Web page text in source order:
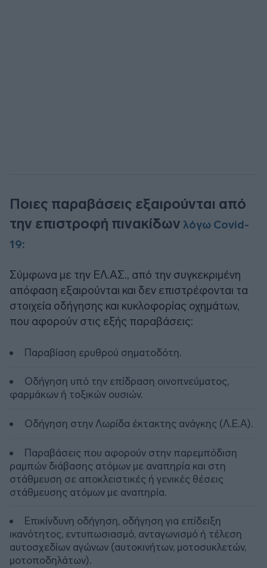
Ποιες παραβάσεις εξαιρούνται από
την επιστροφή πινακίδων λόγω Covid-
19:
Σύμφωνα με την ΕΛ.ΑΣ., από την συγκεκριμένη
απόφαση εξαιρούνται και δεν επιστρέφονται τα
στοιχεία οδήγησης και κυκλοφορίας οχημάτων,
που αφορούν στις εξής παραβάσεις:
Παραβίαση ερυθρού σηματοδότη.
Οδήγηση υπό την επίδραση οινοπνεύματος,
φαρμάκων ή τοξικών ουσιών.
Οδήγηση στην Λωρίδα έκτακτης ανάγκης (Λ.Ε.Α).
Παραβάσεις που αφορούν στην παρεμπόδιση
ραμπών διάβασης ατόμων με αναπηρία και στη
στάθμευση σε αποκλειστικές ή γενικές θέσεις
στάθμευσης ατόμων με αναπηρία.
Επικίνδυνη οδήγηση, οδήγηση για επίδειξη
ικανότητος, εντυπωσιασμό, ανταγωνισμό ή τέλεση
αυτοσχεδίων αγώνων (αυτοκινήτων, μοτοσυκλετών,
μοτοποδηλάτων).